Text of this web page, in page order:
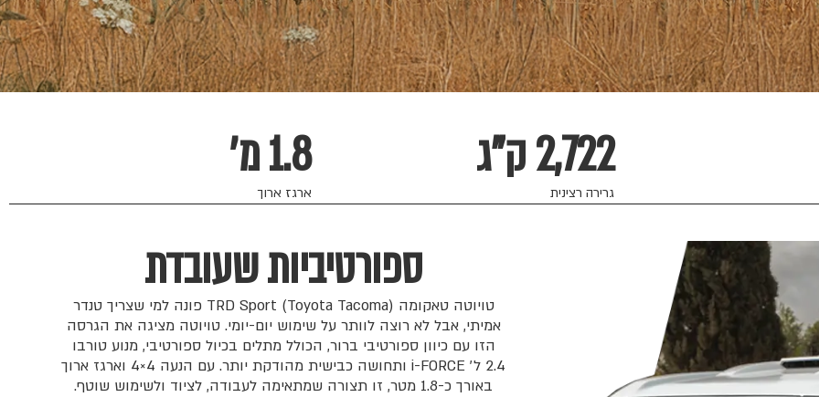
2,722 ק"ג
גרירה רצינית
1.8 מ׳
ארגז ארוך
ספורטיביות שעובדת
טויוטה טאקומה TRD Sport (Toyota Tacoma) פונה למי שצריך טנדר
אמיתי, אבל לא רוצה לוותר על שימוש יום-יומי. טויוטה מציגה את הגרסה
הזו עם כיוון ספורטיבי ברור, הכולל מתלים בכיול ספורטיבי, מנוע טורבו
2.4 ל׳ i-FORCE ותחושה כבישית מהודקת יותר. עם הנעה 4×4 וארגז ארוך
באורך כ-1.8 מטר, זו תצורה שמתאימה לעבודה, לציוד ולשימוש שוטף.